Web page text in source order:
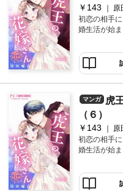
￥143
原
初恋の相手
婚生活が始
婚ラブ♪第5
マンガ
虎
（６）
￥143
原
初恋の相手
婚生活が始